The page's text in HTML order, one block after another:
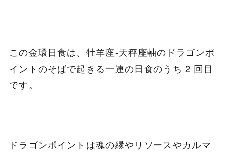
この金環日食は、牡羊座-天秤座軸のドラゴンポ
イントのそばで起きる一連の日食のうち 2 回目
です。
ドラゴンポイントは魂の縁やリソースやカルマ